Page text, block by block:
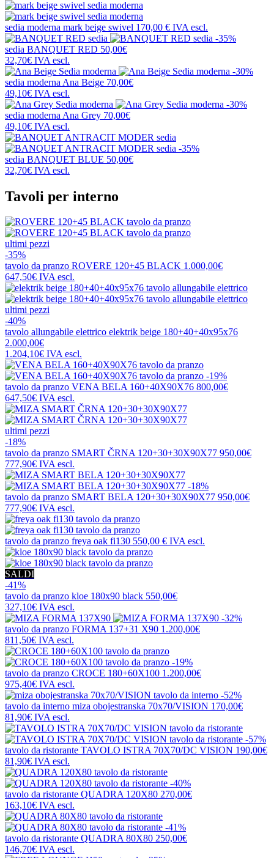
sedia moderna mark beige swivel 170,00 € IVA escl.
-35%
sedia BANQUET RED 50,00€
32,70€ IVA escl.
-30%
sedia moderna Ana Beige 70,00€
49,10€ IVA escl.
-30%
sedia moderna Ana Grey 70,00€
49,10€ IVA escl.
-35%
sedia BANQUET BLUE 50,00€
32,70€ IVA escl.
Tavoli per interno
ultimi pezzi
-35%
tavolo da pranzo ROVERE 120+45 BLACK 1.000,00€
647,50€ IVA escl.
ultimi pezzi
-40%
tavolo allungabile elettrico elektrik beige 180+40+40x95x76
2.000,00€
1.204,10€ IVA escl.
-19%
tavolo da pranzo VENA BELA 160+40X90X76 800,00€
647,50€ IVA escl.
ultimi pezzi
-18%
tavolo da pranzo SMART ČRNA 120+30+30X90X77 950,00€
777,90€ IVA escl.
-18%
tavolo da pranzo SMART BELA 120+30+30X90X77 950,00€
777,90€ IVA escl.
tavolo da pranzo freya oak fi130 550,00 € IVA escl.
SALDI
-41%
tavolo da pranzo kloe 180x90 black 550,00€
327,10€ IVA escl.
-32%
tavolo da pranzo FORMA 137+31 X90 1.200,00€
811,50€ IVA escl.
-19%
tavolo da pranzo CROCE 180+60X100 1.200,00€
975,40€ IVA escl.
-52%
tavolo da interno miza obojestranska 70x70/VISION 170,00€
81,90€ IVA escl.
-57%
tavolo da ristorante TAVOLO ISTRA 70X70/DC VISION 190,00€
81,90€ IVA escl.
-40%
tavolo da ristorante QUADRA 120X80 270,00€
163,10€ IVA escl.
-41%
tavolo da ristorante QUADRA 80X80 250,00€
146,70€ IVA escl.